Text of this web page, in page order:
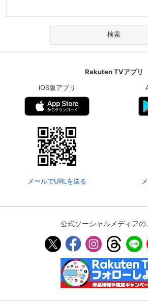
Rakuten TVアプリ
iOS版アプリ
メールでURLを送る
公式ソーシャルメディアの